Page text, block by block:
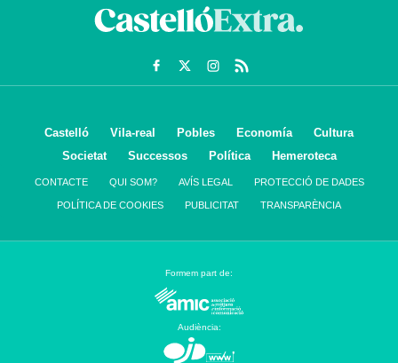
Castelló Vila-real Pobles Economía
Cultura
Societat
Successos Política Hemeroteca
CONTACTE QUI SOM? AVÍS LEGAL PROTECCIÓ DE DADES
POLÍTICA DE COOKIES PUBLICITAT TRANSPARÈNCIA
Formem part de:
Audiència: